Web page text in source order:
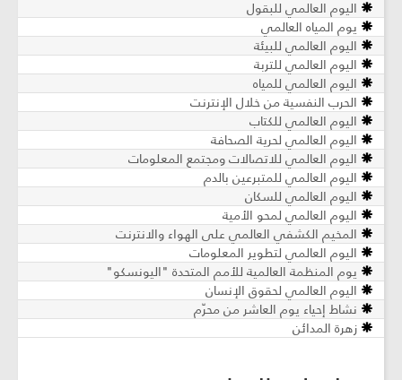
اليوم العالمي للبقول
يوم المياه العالمي
اليوم العالمي للبيئة
اليوم العالمي للتربة
اليوم العالمي للمياه
الحرب النفسية من خلال الإنترنت
اليوم العالمي للكتاب
اليوم العالمي لحرية الصحافة
اليوم العالمي للاتصالات ومجتمع المعلومات
اليوم العالمي للمتبرعين بالدم
اليوم العالمي للسكان
اليوم العالمي لمحو الأمية
المخيم الكشفي العالمي على الهواء والانترنت
اليوم العالمي لتطوير المعلومات
يوم المنظمة العالمية للأمم المتحدة "اليونسكو"
اليوم العالمي لحقوق الإنسان
نشاط إحياء يوم العاشر من محرّم
زهرة المدائن